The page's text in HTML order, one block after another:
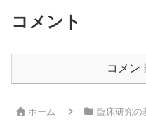
コメント
コメン
ホーム 臨床研究の